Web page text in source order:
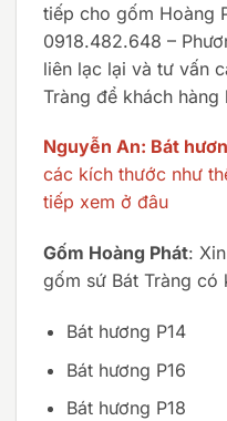
tiếp cho gốm Hoàng
0918.482.648 –
liên lạc lại và tư vấn
Tràng để khách hàng
Nguyễn An: Bát
các kích thước như
tiếp xem ở đâu
Gốm Hoàng Phát:
gốm sứ Bát Tràng có
Bát hương P14
Bát hương P16
Bát hương P18